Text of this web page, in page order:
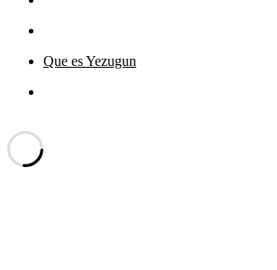
Que es Yezugun